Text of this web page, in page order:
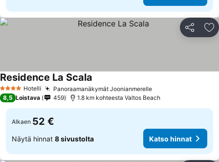
Jaa
4 Tähtiluokitus
Hotelli Panoraamanäkymät JoonianmerelleKatso hinnat
Residence La Scala
8,5 Loistava 459 1.8 km kohteesta Valtos Beach
Alkaen 52 €
Näytä hinnat 8 sivustolta Katso hinnat